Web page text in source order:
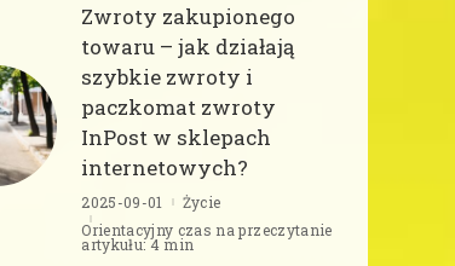
Zwroty zakupionego
towaru – jak działają
szybkie zwroty i
paczkomat zwroty
InPost w sklepach
internetowych?
2025-09-01
Życie
Orientacyjny czas na przeczytanie
artykułu: 4 min